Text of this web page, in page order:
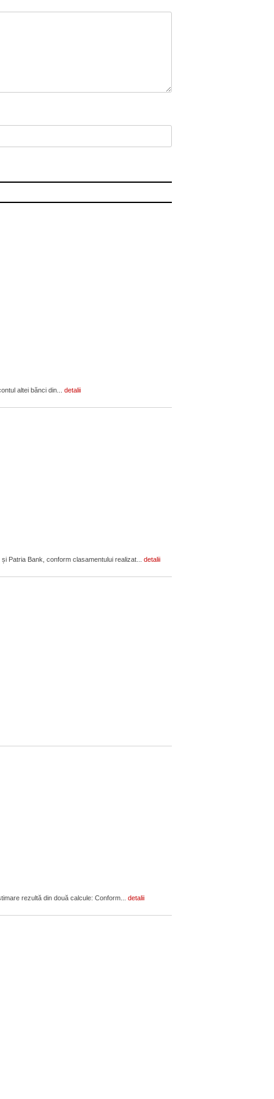
altei bănci din... detalii
Patria Bank, conform clasamentului realizat... detalii
rezultă din două calcule: Conform... detalii